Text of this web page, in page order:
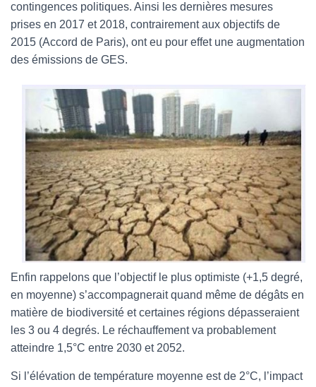
contingences politiques. Ainsi les dernières mesures
prises en 2017 et 2018, contrairement aux objectifs de
2015 (Accord de Paris), ont eu pour effet une augmentation
des émissions de GES.
Enfin rappelons que l’objectif le plus optimiste (+1,5 degré,
en moyenne) s’accompagnerait quand même de dégâts en
matière de biodiversité et certaines régions dépasseraient
les 3 ou 4 degrés. Le réchauffement va probablement
atteindre 1,5°C entre 2030 et 2052.
Si l’élévation de température moyenne est de 2°C, l’impact